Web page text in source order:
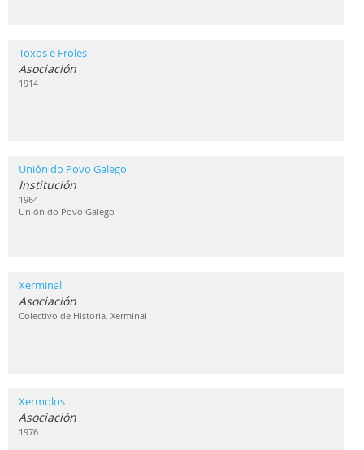
Toxos e Froles
Asociación
1914
Unión do Povo Galego
Institución
1964
Unión do Povo Galego
Xerminal
Asociación
Colectivo de Historia, Xerminal
Xermolos
Asociación
1976